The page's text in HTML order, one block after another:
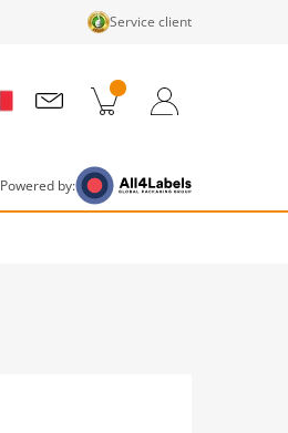
Service client
Powered by: